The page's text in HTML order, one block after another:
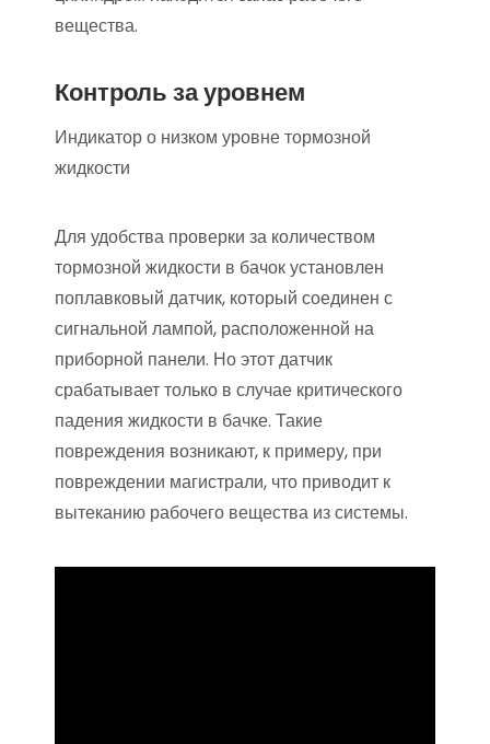
вещества.
Контроль за уровнем
Индикатор о низком уровне тормозной
жидкости
Для удобства проверки за количеством
тормозной жидкости в бачок установлен
поплавковый датчик, который соединен с
сигнальной лампой, расположенной на
приборной панели. Но этот датчик
срабатывает только в случае критического
падения жидкости в бачке. Такие
повреждения возникают, к примеру, при
повреждении магистрали, что приводит к
вытеканию рабочего вещества из системы.